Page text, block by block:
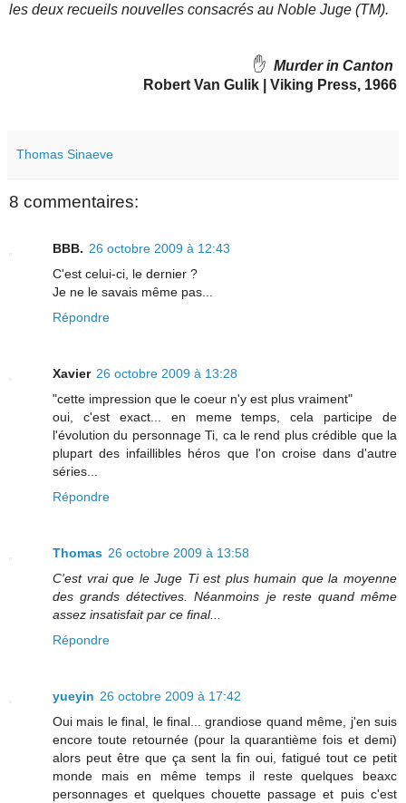
les deux recueils nouvelles consacrés au Noble Juge (TM).
✋ Murder in Canton
Robert Van Gulik | Viking Press, 1966
Thomas Sinaeve
8 commentaires:
BBB. 26 octobre 2009 à 12:43
C'est celui-ci, le dernier ?
Je ne le savais même pas...
Répondre
Xavier 26 octobre 2009 à 13:28
"cette impression que le coeur n'y est plus vraiment"
oui, c'est exact... en meme temps, cela participe de
l'évolution du personnage Ti, ca le rend plus crédible que la
plupart des infaillibles héros que l'on croise dans d'autre
séries...
Répondre
Thomas 26 octobre 2009 à 13:58
C'est vrai que le Juge Ti est plus humain que la moyenne
des grands détectives. Néanmoins je reste quand même
assez insatisfait par ce final...
Répondre
yueyin 26 octobre 2009 à 17:42
Oui mais le final, le final... grandiose quand même, j'en suis
encore toute retournée (pour la quarantième fois et demi)
alors peut être que ça sent la fin oui, fatigué tout ce petit
monde mais en même temps il reste quelques beaxc
personnages et quelques chouette passage et puis c'est